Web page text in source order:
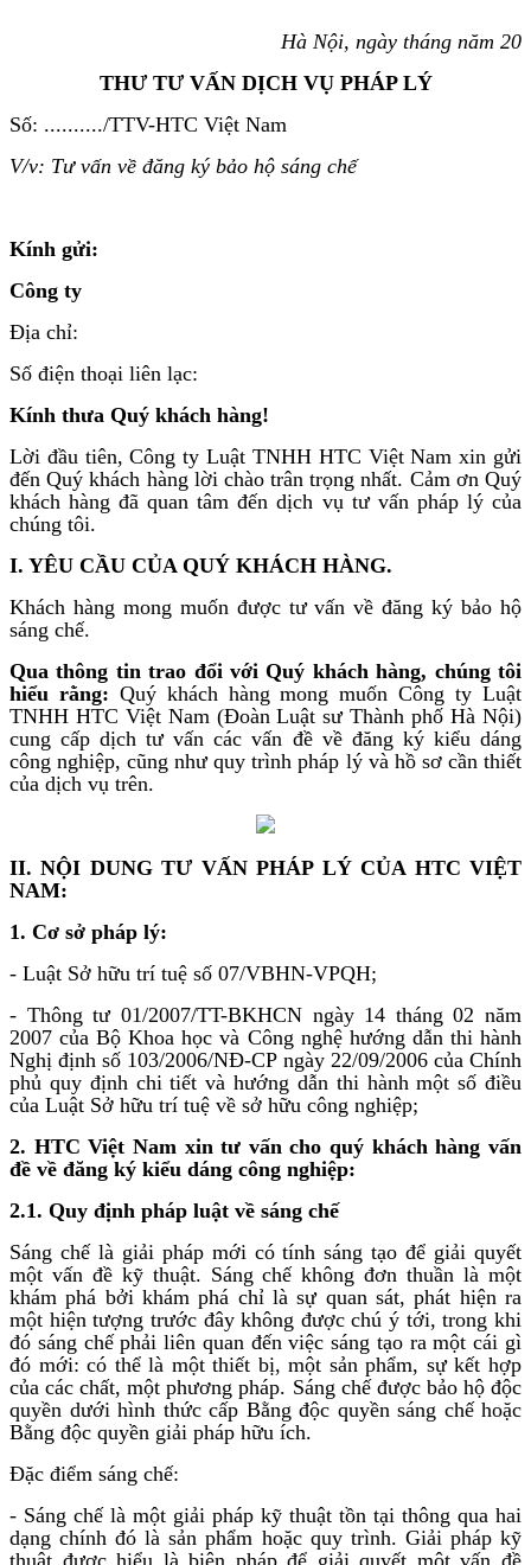
Hà Nội, ngày tháng năm 20
THƯ TƯ VẤN DỊCH VỤ PHÁP LÝ
Số: ........../TTV-HTC Việt Nam
V/v: Tư vấn về đăng ký bảo hộ sáng chế
Kính gửi:
Công ty
Địa chỉ:
Số điện thoại liên lạc:
Kính thưa Quý khách hàng!
Lời đầu tiên, Công ty Luật TNHH HTC Việt Nam xin gửi
đến Quý khách hàng lời chào trân trọng nhất. Cảm ơn Quý
khách hàng đã quan tâm đến dịch vụ tư vấn pháp lý của
chúng tôi.
I. YÊU CẦU CỦA QUÝ KHÁCH HÀNG.
Khách hàng mong muốn được tư vấn về đăng ký bảo hộ
sáng chế.
Qua thông tin trao đổi với Quý khách hàng, chúng tôi
hiểu rằng: Quý khách hàng mong muốn Công ty Luật
TNHH HTC Việt Nam (Đoàn Luật sư Thành phố Hà Nội)
cung cấp dịch tư vấn các vấn đề về đăng ký kiểu dáng
công nghiệp, cũng như quy trình pháp lý và hồ sơ cần thiết
của dịch vụ trên.
II. NỘI DUNG TƯ VẤN PHÁP LÝ CỦA HTC VIỆT
NAM:
1. Cơ sở pháp lý:
- Luật Sở hữu trí tuệ số 07/VBHN-VPQH;
- Thông tư 01/2007/TT-BKHCN ngày 14 tháng 02 năm
2007 của Bộ Khoa học và Công nghệ hướng dẫn thi hành
Nghị định số 103/2006/NĐ-CP ngày 22/09/2006 của Chính
phủ quy định chi tiết và hướng dẫn thi hành một số điều
của Luật Sở hữu trí tuệ về sở hữu công nghiệp;
2. HTC Việt Nam xin tư vấn cho quý khách hàng vấn
đề về đăng ký kiểu dáng công nghiệp:
2.1. Quy định pháp luật về sáng chế
Sáng chế là giải pháp mới có tính sáng tạo để giải quyết
một vấn đề kỹ thuật. Sáng chế không đơn thuần là một
khám phá bởi khám phá chỉ là sự quan sát, phát hiện ra
một hiện tượng trước đây không được chú ý tới, trong khi
đó sáng chế phải liên quan đến việc sáng tạo ra một cái gì
đó mới: có thể là một thiết bị, một sản phẩm, sự kết hợp
của các chất, một phương pháp. Sáng chế được bảo hộ độc
quyền dưới hình thức cấp Bằng độc quyền sáng chế hoặc
Bằng độc quyền giải pháp hữu ích.
Đặc điểm sáng chế:
- Sáng chế là một giải pháp kỹ thuật tồn tại thông qua hai
dạng chính đó là sản phẩm hoặc quy trình. Giải pháp kỹ
thuật được hiểu là biện pháp để giải quyết một vấn đề